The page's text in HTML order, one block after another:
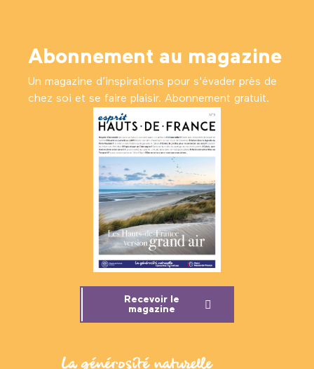
Abonnement au magazine
Un magazine d’inspirations pour s'évader près de
chez soi et se faire plaisir. Abonnement gratuit.
Recevoir le
magazine